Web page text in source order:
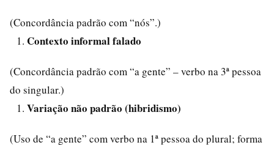
(Concordância padrão com “nós”.)
Contexto informal falado
(Concordância padrão com “a gente” – verbo na 3ª pessoa
do singular.)
Variação não padrão (hibridismo)
(Uso de “a gente” com verbo na 1ª pessoa do plural; forma